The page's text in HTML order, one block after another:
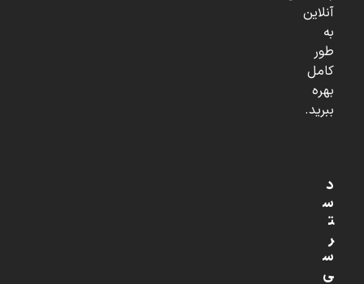
آنلاین
به
طور
کامل
بهره
ببرید.
د
س
ت
ر
س
ی